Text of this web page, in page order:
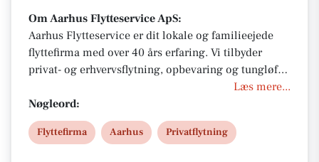
Om Aarhus Flytteservice ApS:
Aarhus Flytteservice er dit lokale og familieejede
flyttefirma med over 40 års erfaring. Vi tilbyder
privat- og erhvervsflytning, opbevaring og tungløft i
Aarhus og hele Jylland. Vores erfarne team sikrer
tryg, effektiv og miljøbevidst flytning med fokus på
kvalitet, service og konkurrencedygtige priser.
Kontakt os i dag for et tilbud.
Læs mere...
Nøgleord:
Flyttefirma Aarhus Privatflytning